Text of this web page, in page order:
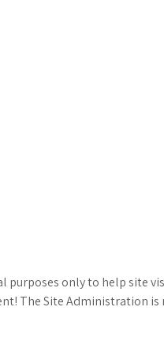
only to help site
The Site Administration